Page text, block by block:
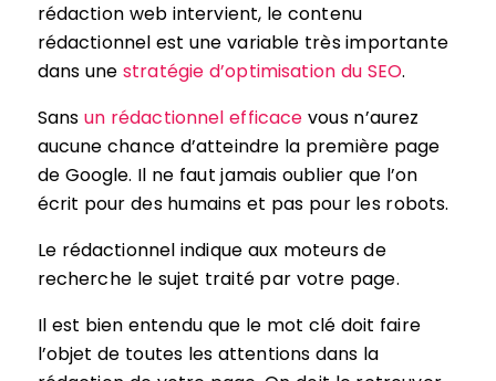
rédaction web intervient, le contenu
rédactionnel est une variable très importante
dans une stratégie d’optimisation du SEO.
Sans un rédactionnel efficace vous n’aurez
aucune chance d’atteindre la première page
de Google. Il ne faut jamais oublier que l’on
écrit pour des humains et pas pour les robots.
Le rédactionnel indique aux moteurs de
recherche le sujet traité par votre page.
Il est bien entendu que le mot clé doit faire
l’objet de toutes les attentions dans la